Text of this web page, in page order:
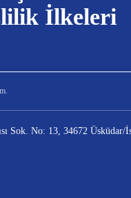
İlkeleri
Sok. No: 13, 34672 Üsküdar/